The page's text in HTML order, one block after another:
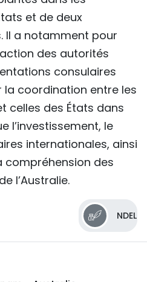
et de deux
Il a notamment pour
des autorités
consulaires
la coordination entre les
celles des États dans
l’investissement, le
internationales, ainsi
compréhension des
l’Australie.
NDEL